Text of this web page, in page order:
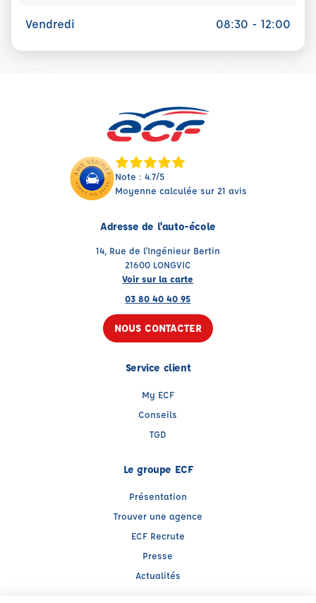
Vendredi 08:30 - 12:00
Note : 4.7/5
Moyenne calculée sur 21 avis
Adresse de l'auto-école
14, Rue de l'Ingénieur Bertin
21600 LONGVIC
Voir sur la carte
03 80 40 40 95
NOUS CONTACTER
Service client
My ECF
Conseils
TGD
Le groupe ECF
Présentation
Trouver une agence
ECF Recrute
Presse
Actualités